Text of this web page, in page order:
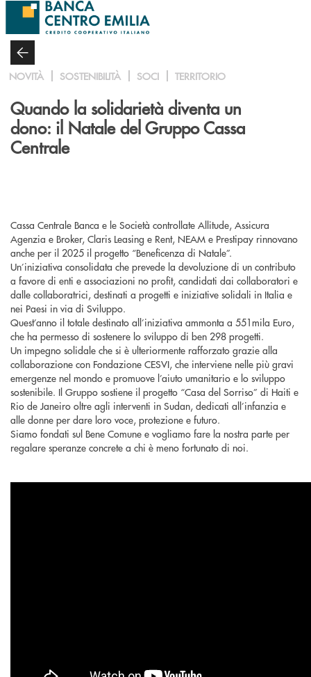
Salta al contenuto principale
NOVITÀ SOSTENIBILITÀ SOCI TERRITORIO
Quando la solidarietà diventa un
dono: il Natale del Gruppo Cassa
Centrale
Cassa Centrale Banca e le Società controllate Allitude, Assicura
Agenzia e Broker, Claris Leasing e Rent, NEAM e Prestipay rinnovano
anche per il 2025 il progetto “Beneficenza di Natale”.
Un’iniziativa consolidata che prevede la devoluzione di un contributo
a favore di enti e associazioni no profit, candidati dai collaboratori e
dalle collaboratrici, destinati a progetti e iniziative solidali in Italia e
nei Paesi in via di Sviluppo.
Quest’anno il totale destinato all’iniziativa ammonta a 551mila Euro,
che ha permesso di sostenere lo sviluppo di ben 298 progetti.
Un impegno solidale che si è ulteriormente rafforzato grazie alla
collaborazione con Fondazione CESVI, che interviene nelle più gravi
emergenze nel mondo e promuove l’aiuto umanitario e lo sviluppo
sostenibile. Il Gruppo sostiene il progetto “Casa del Sorriso” di Haiti e
Rio de Janeiro oltre agli interventi in Sudan, dedicati all’infanzia e
alle donne per dare loro voce, protezione e futuro.
Siamo fondati sul Bene Comune e vogliamo fare la nostra parte per
regalare speranze concrete a chi è meno fortunato di noi.